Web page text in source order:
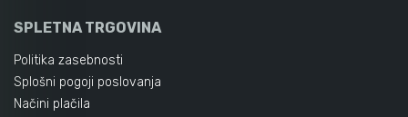
SPLETNA TRGOVINA
Politika zasebnosti
Splošni pogoji poslovanja
Načini plačila